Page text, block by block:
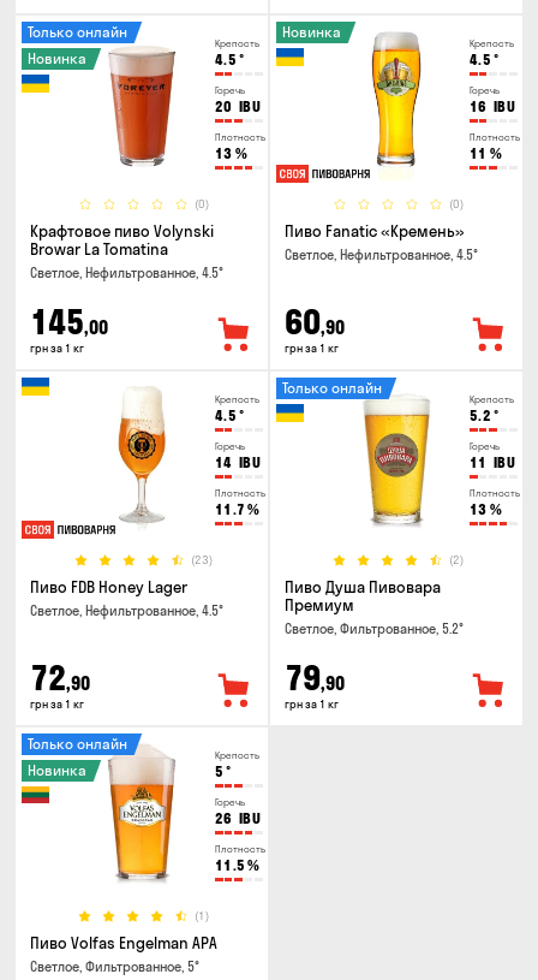
Крепость
4.5 °
Горечь
20 IBU
Плотность
13 %
(0)
Только онлайн
Новинка
Крафтовое пиво Volynski
Browar La Tomatina
Светлое, Нефильтрованное, 4.5°
145,00
грн за 1 кг
Крепость
4.5 °
Горечь
16 IBU
Плотность
11 %
(0)
Новинка
Пиво Fanatic «Кремень»
Светлое, Нефильтрованное, 4.5°
60,90
грн за 1 кг
Крепость
4.5 °
Горечь
14 IBU
Плотность
11.7 %
(23)
Пиво FDB Honey Lager
Светлое, Нефильтрованное, 4.5°
72,90
грн за 1 кг
Крепость
5.2 °
Горечь
11 IBU
Плотность
13 %
(2)
Только онлайн
Пиво Душа Пивовара
Премиум
Светлое, Фильтрованное, 5.2°
79,90
грн за 1 кг
Крепость
5 °
Горечь
26 IBU
Плотность
11.5 %
(1)
Только онлайн
Новинка
Пиво Volfas Engelman APA
Светлое, Фильтрованное, 5°